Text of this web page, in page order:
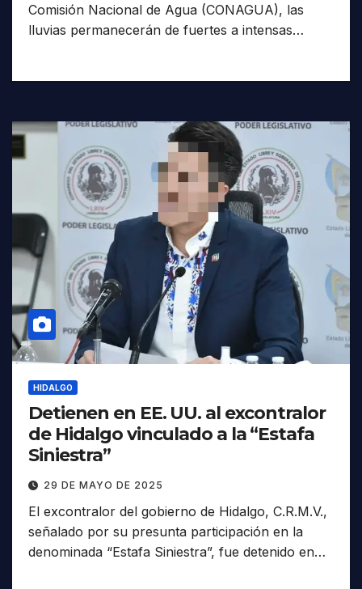
Comisión Nacional de Agua (CONAGUA), las
lluvias permanecerán de fuertes a intensas…
HIDALGO
Detienen en EE. UU. al excontralor
de Hidalgo vinculado a la “Estafa
Siniestra”
29 DE MAYO DE 2025
El excontralor del gobierno de Hidalgo, C.R.M.V.,
señalado por su presunta participación en la
denominada “Estafa Siniestra”, fue detenido en…